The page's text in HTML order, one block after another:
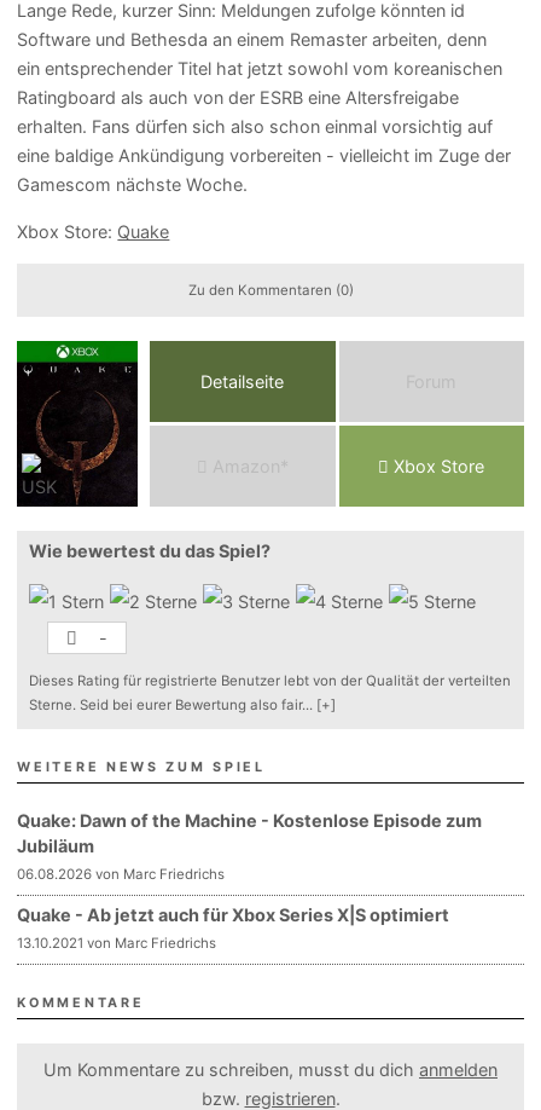
Lange Rede, kurzer Sinn: Meldungen zufolge könnten id
Software und Bethesda an einem Remaster arbeiten, denn
ein entsprechender Titel hat jetzt sowohl vom koreanischen
Ratingboard als auch von der ESRB eine Altersfreigabe
erhalten. Fans dürfen sich also schon einmal vorsichtig auf
eine baldige Ankündigung vorbereiten - vielleicht im Zuge der
Gamescom nächste Woche.
Xbox Store: Quake
Zu den Kommentaren (0)
Detailseite Forum
Ama o n* Xbox Store
Wie bewertest du das Spiel?
-
Dieses Rating für registrierte Benutzer lebt von der Qualität der verteilten
Sterne. Seid bei eurer Bewertung also fair... [+]
WEITERE NEWS ZUM SPIEL
Quake: Dawn of the Machine - Kostenlose Episode zum
Jubiläum
06.08.2026 von Marc Friedrichs
Quake - Ab jetzt auch für Xbox Series X|S optimiert
13.10.2021 von Marc Friedrichs
KOMMENTARE
Um Kommentare zu schreiben, musst du dich anmelden
bzw. registrieren.